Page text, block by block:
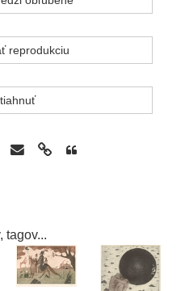
reprodukciu
tagov...